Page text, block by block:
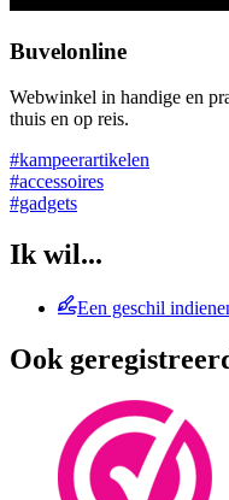
Buvelonline
Webwinkel in handige en
thuis en op reis.
#kampeerartikelen
#accessoires
#gadgets
Ik wil...
Een geschil
Ook